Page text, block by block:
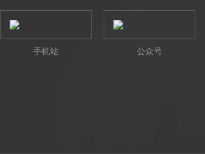
手机站 公众号